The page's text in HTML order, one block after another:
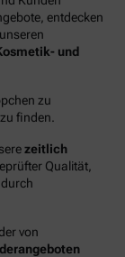
entdecken
und
zu
zu finden.
zeitlich
Qualität,
von